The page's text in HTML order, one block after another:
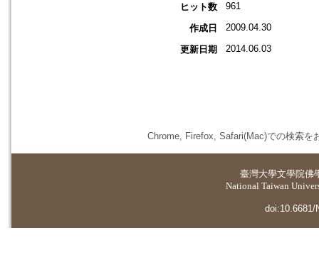
ヒット数
961
作成日 2009.04.30
更新日期 2014.06.03
Chrome, Firefox, Safari(Mac)での検索を
臺灣大學文學院佛
National Taiwan
doi:10.6681/